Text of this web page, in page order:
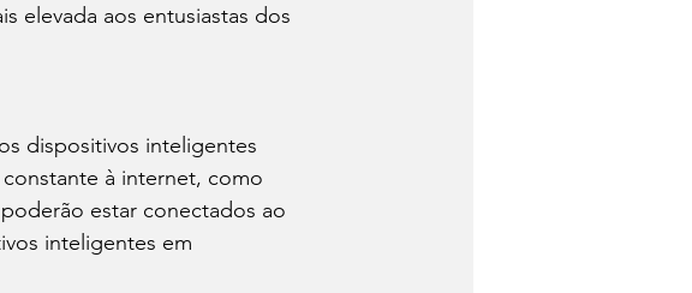
elevada aos entusiastas dos
dispositivos inteligentes
à internet, como
estar conectados ao
inteligentes em